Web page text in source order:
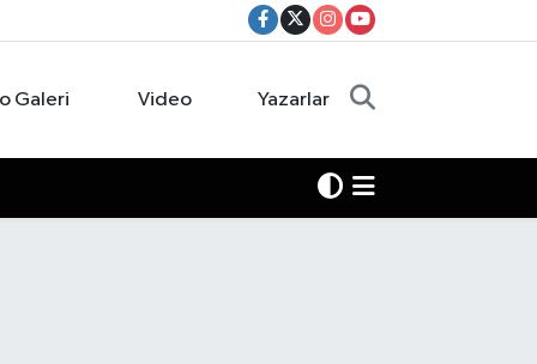
Galeri Video Yazarlar